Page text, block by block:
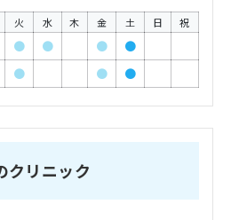
火 水 木 金 土 日 祝
● ● ●
●
● ● ●
リニック